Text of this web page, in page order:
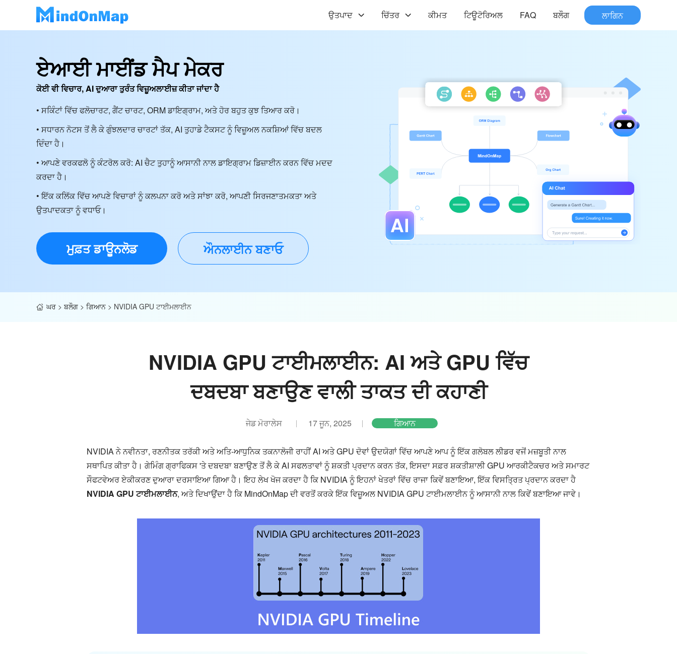
ਉਤਪਾਦ ਚਿੱਤਰ ਕੀਮਤ ਟਿਊਟੋਰਿਅਲ FAQ ਬਲੌਗ ਲਾਗਿਨ
ਏਆਈ ਮਾਈਂਡ ਮੈਪ ਮੇਕਰ
ਕੋਈ ਵੀ ਵਿਚਾਰ, AI ਦੁਆਰਾ ਤੁਰੰਤ ਵਿਜ਼ੂਅਲਾਈਜ਼ ਕੀਤਾ ਜਾਂਦਾ ਹੈ
• ਸਕਿੰਟਾਂ ਵਿੱਚ ਫਲੋਚਾਰਟ, ਗੈਂਟ ਚਾਰਟ, ORM ਡਾਇਗ੍ਰਾਮ, ਅਤੇ ਹੋਰ ਬਹੁਤ ਕੁਝ ਤਿਆਰ ਕਰੋ।
• ਸਧਾਰਨ ਨੋਟਸ ਤੋਂ ਲੈ ਕੇ ਗੁੰਝਲਦਾਰ ਚਾਰਟਾਂ ਤੱਕ, AI ਤੁਹਾਡੇ ਟੈਕਸਟ ਨੂੰ ਵਿਜ਼ੂਅਲ ਨਕਸ਼ਿਆਂ ਵਿੱਚ ਬਦਲ
ਦਿੰਦਾ ਹੈ।
• ਆਪਣੇ ਵਰਕਫਲੋ ਨੂੰ ਕੰਟਰੋਲ ਕਰੋ: AI ਚੈਟ ਤੁਹਾਨੂੰ ਆਸਾਨੀ ਨਾਲ ਡਾਇਗ੍ਰਾਮ ਡਿਜ਼ਾਈਨ ਕਰਨ ਵਿੱਚ ਮਦਦ
ਕਰਦਾ ਹੈ।
• ਇੱਕ ਕਲਿੱਕ ਵਿੱਚ ਆਪਣੇ ਵਿਚਾਰਾਂ ਨੂੰ ਕਲਪਨਾ ਕਰੋ ਅਤੇ ਸਾਂਝਾ ਕਰੋ, ਆਪਣੀ ਸਿਰਜਣਾਤਮਕਤਾ ਅਤੇ
ਉਤਪਾਦਕਤਾ ਨੂੰ ਵਧਾਓ।
ਮੁਫ਼ਤ ਡਾਊਨਲੋਡ ਔਨਲਾਈਨ ਬਣਾਓ
ਘਰ >ਬਲੌਗ > ਗਿਆਨ > NVIDIA GPU ਟਾਈਮਲਾਈਨ
NVIDIA GPU ਟਾਈਮਲਾਈਨ: AI ਅਤੇ GPU ਵਿੱਚ
ਦਬਦਬਾ ਬਣਾਉਣ ਵਾਲੀ ਤਾਕਤ ਦੀ ਕਹਾਣੀ
ਜੇਡ ਮੋਰਾਲੇਸ 17 ਜੂਨ, 2025 ਗਿਆਨ
NVIDIA ਨੇ ਨਵੀਨਤਾ, ਰਣਨੀਤਕ ਤਰੱਕੀ ਅਤੇ ਅਤਿ-ਆਧੁਨਿਕ ਤਕਨਾਲੋਜੀ ਰਾਹੀਂ AI ਅਤੇ GPU ਦੋਵਾਂ ਉਦਯੋਗਾਂ ਵਿੱਚ ਆਪਣੇ ਆਪ ਨੂੰ ਇੱਕ ਗਲੋਬਲ ਲੀਡਰ ਵਜੋਂ ਮਜ਼ਬੂਤੀ ਨਾਲ
ਸਥਾਪਿਤ ਕੀਤਾ ਹੈ। ਗੇਮਿੰਗ ਗ੍ਰਾਫਿਕਸ 'ਤੇ ਦਬਦਬਾ ਬਣਾਉਣ ਤੋਂ ਲੈ ਕੇ AI ਸਫਲਤਾਵਾਂ ਨੂੰ ਸ਼ਕਤੀ ਪ੍ਰਦਾਨ ਕਰਨ ਤੱਕ, ਇਸਦਾ ਸਫ਼ਰ ਸ਼ਕਤੀਸ਼ਾਲੀ GPU ਆਰਕੀਟੈਕਚਰ ਅਤੇ ਸਮਾਰਟ
ਸੌਫਟਵੇਅਰ ਏਕੀਕਰਣ ਦੁਆਰਾ ਦਰਸਾਇਆ ਗਿਆ ਹੈ। ਇਹ ਲੇਖ ਖੋਜ ਕਰਦਾ ਹੈ ਕਿ NVIDIA ਨੂੰ ਇਹਨਾਂ ਖੇਤਰਾਂ ਵਿੱਚ ਰਾਜਾ ਕਿਵੇਂ ਬਣਾਇਆ, ਇੱਕ ਵਿਸਤ੍ਰਿਤ ਪ੍ਰਦਾਨ ਕਰਦਾ ਹੈ
NVIDIA GPU ਟਾਈਮਲਾਈਨ, ਅਤੇ ਦਿਖਾਉਂਦਾ ਹੈ ਕਿ MindOnMap ਦੀ ਵਰਤੋਂ ਕਰਕੇ ਇੱਕ ਵਿਜ਼ੂਅਲ NVIDIA GPU ਟਾਈਮਲਾਈਨ ਨੂੰ ਆਸਾਨੀ ਨਾਲ ਕਿਵੇਂ ਬਣਾਇਆ ਜਾਵੇ।